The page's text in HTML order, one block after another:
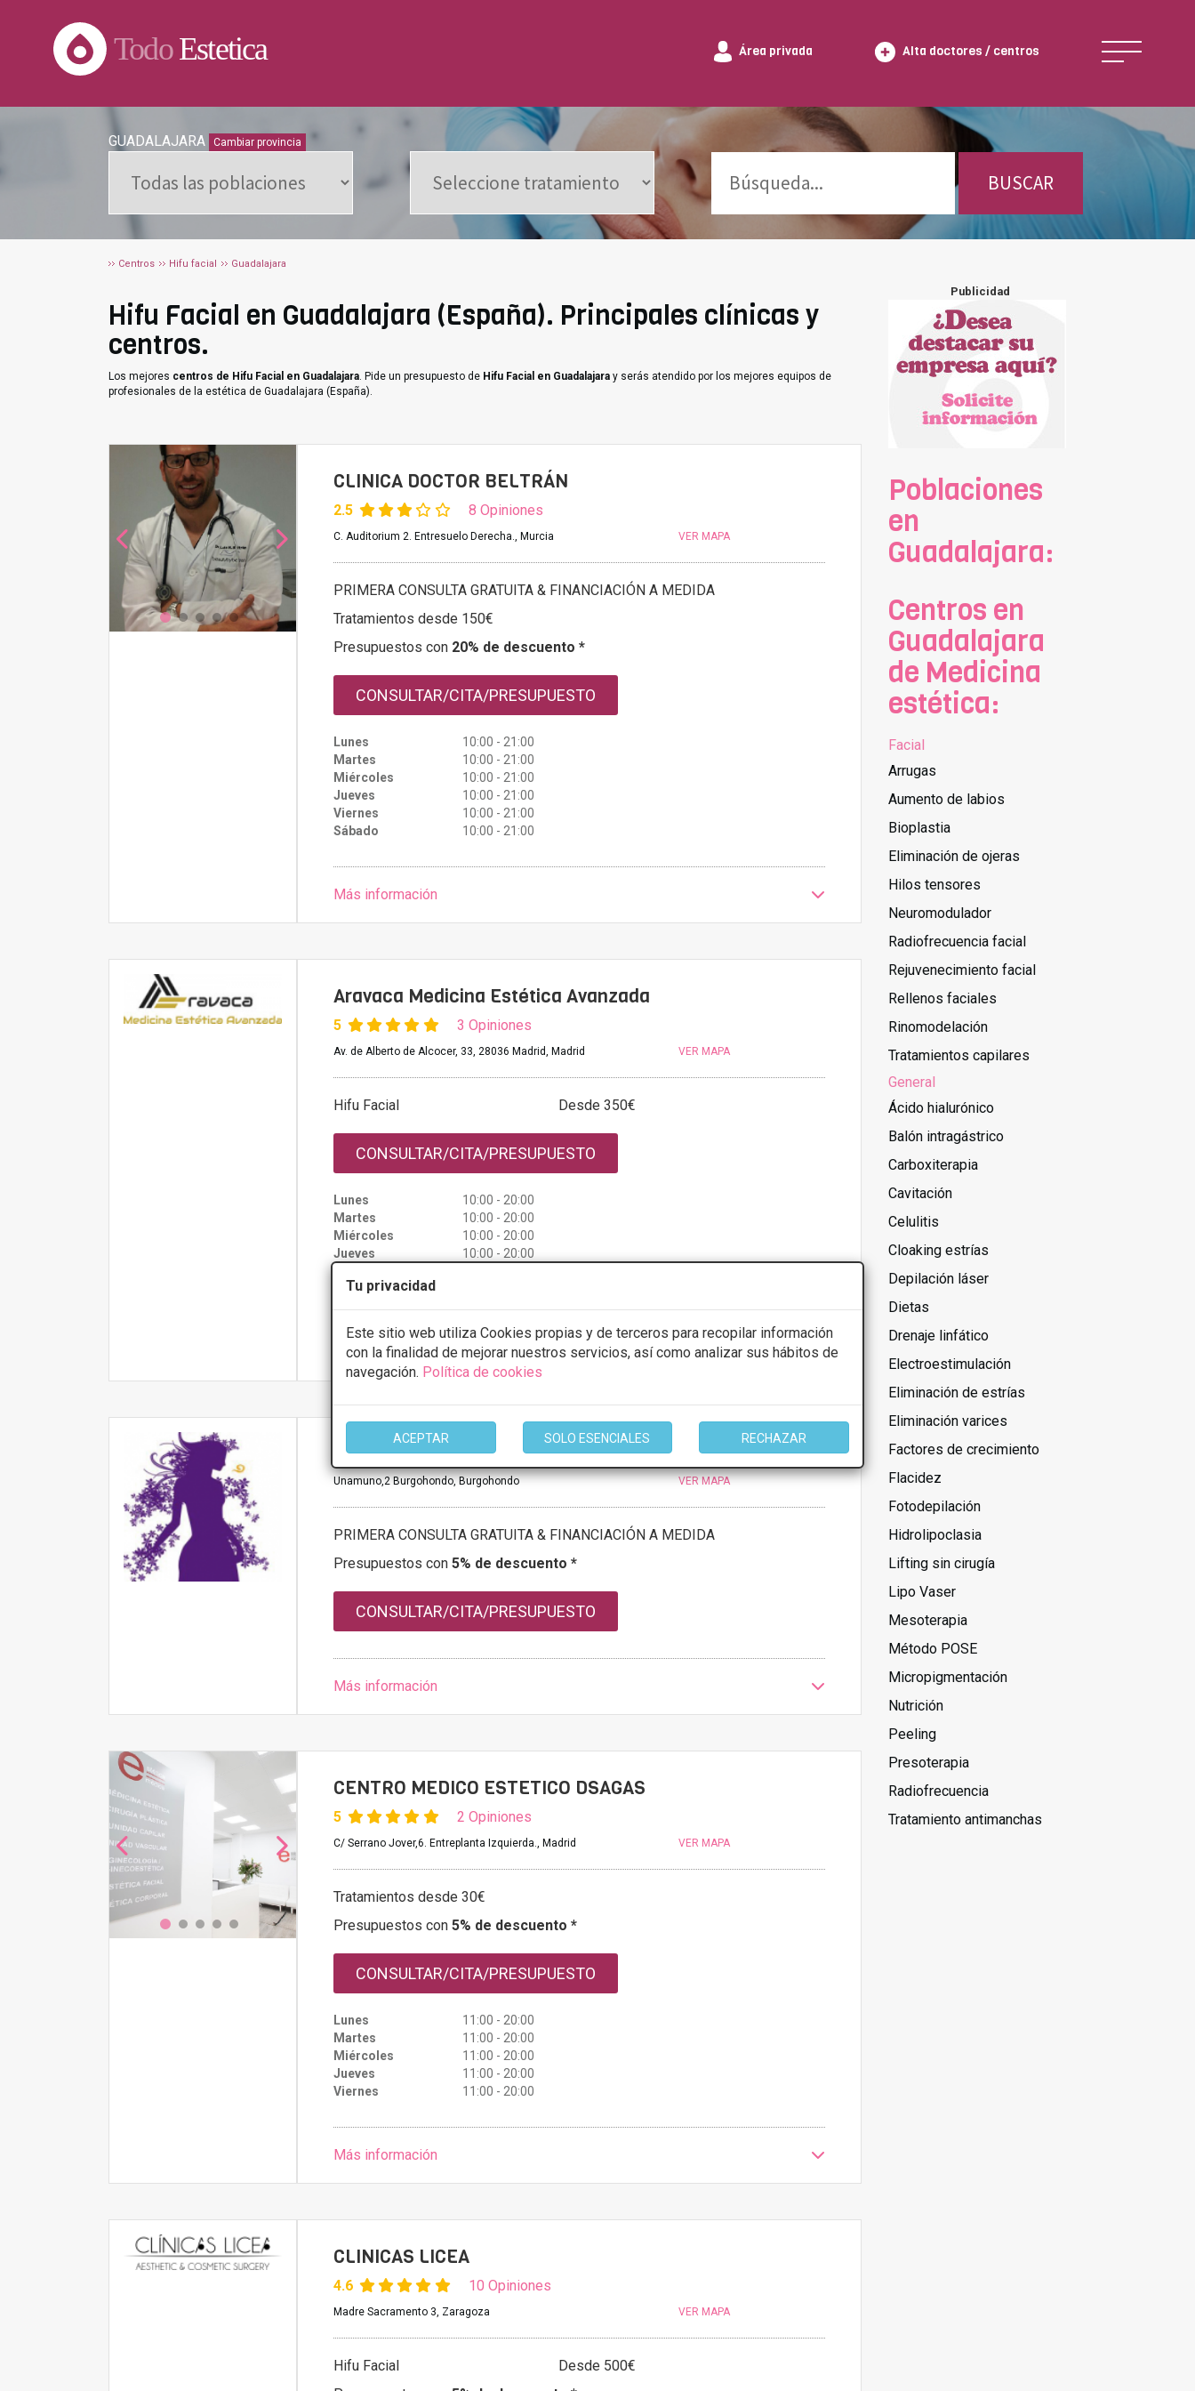
Tu privacidad
Este sitio web utiliza Cookies propias y de terceros para recopilar información
con la finalidad de mejorar nuestros servicios, así como analizar sus hábitos de
navegación. Política de cookies
ACEPTAR SOLO ESENCIALES RECHAZAR
TodoEstetica Área privada Alta doctores / centros
GUADALAJARA Cambiar provincia
BUSCAR
Centros Hifu facial Guadalajara
Hifu Facial en Guadalajara (España). Principales clínicas y
centros.
Los mejores centros de Hifu Facial en Guadalajara. Pide un presupuesto de Hifu Facial en Guadalajara y serás atendido por los mejores equipos de
profesionales de la estética de Guadalajara (España).
CLINICA DOCTOR BELTRÁN
2.5 8 Opiniones
C. Auditorium 2. Entresuelo Derecha., Murcia VER MAPA
PRIMERA CONSULTA GRATUITA & FINANCIACIÓN A MEDIDA
Tratamientos desde 150€
Presupuestos con 20% de descuento *
CONSULTAR/CITA/PRESUPUESTO
Lunes
10:00 - 21:00
Martes
10:00 - 21:00
Miércoles
10:00 - 21:00
Jueves
10:00 - 21:00
Viernes
10:00 - 21:00
Sábado
10:00 - 21:00
Más información
Aravaca Medicina Estética Avanzada
5 3 Opiniones
Av. de Alberto de Alcocer, 33, 28036 Madrid, Madrid VER MAPA
Hifu Facial Desde 350€
CONSULTAR/CITA/PRESUPUESTO
Lunes
10:00 - 20:00
Martes
10:00 - 20:00
Miércoles
10:00 - 20:00
Jueves
10:00 - 20:00
Sábado
Más información
XENON CENTER, estética Avanzada
Unamuno,2 Burgohondo, Burgohondo VER MAPA
PRIMERA CONSULTA GRATUITA & FINANCIACIÓN A MEDIDA
Presupuestos con 5% de descuento *
CONSULTAR/CITA/PRESUPUESTO
Más información
CENTRO MEDICO ESTETICO DSAGAS
5 2 Opiniones
C/ Serrano Jover,6. Entreplanta Izquierda., Madrid VER MAPA
Tratamientos desde 30€
Presupuestos con 5% de descuento *
CONSULTAR/CITA/PRESUPUESTO
Lunes
11:00 - 20:00
Martes
11:00 - 20:00
Miércoles
11:00 - 20:00
Jueves
11:00 - 20:00
Viernes
11:00 - 20:00
Más información
CLINICAS LICEA
4.6 10 Opiniones
Madre Sacramento 3, Zaragoza VER MAPA
Hifu Facial
Desde 500€
Publicidad
Poblaciones
en
Guadalajara:
Centros en
Guadalajara
de Medicina
estética:
Facial
Arrugas
Aumento de labios
Bioplastia
Eliminación de ojeras
Hilos tensores
Neuromodulador
Radiofrecuencia facial
Rejuvenecimiento facial
Rellenos faciales
Rinomodelación
Tratamientos capilares
General
Ácido hialurónico
Balón intragástrico
Carboxiterapia
Cavitación
Celulitis
Cloaking estrías
Depilación láser
Dietas
Drenaje linfático
Electroestimulación
Eliminación de estrías
Eliminación varices
Factores de crecimiento
Flacidez
Fotodepilación
Hidrolipoclasia
Lifting sin cirugía
Lipo Vaser
Mesoterapia
Método POSE
Micropigmentación
Nutrición
Peeling
Presoterapia
Radiofrecuencia
Tratamiento antimanchas